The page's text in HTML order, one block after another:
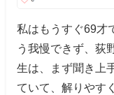
私はもうすぐ69才
う我慢できず、荻
生は、まず聞き上
ていて、解りやす